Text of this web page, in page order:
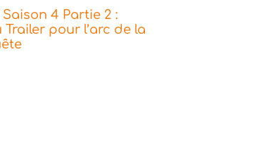
Saison 4 Partie 2 :
Trailer pour l’arc de la